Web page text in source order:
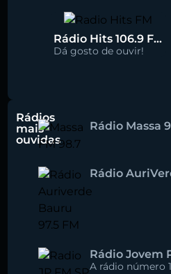
Rádio Hits 106.9 FM
Dá gosto de ouvir!
Rádios
mais
ouvidas
Rádio Massa
Rádio
Rádio Jovem
A rádio número